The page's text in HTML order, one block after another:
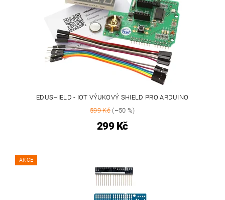
EDUSHIELD - IOT VÝUKOVÝ SHIELD PRO ARDUINO
599 Kč(–50 %)
299 Kč
AKCE